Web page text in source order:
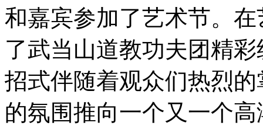
和嘉宾参加了艺术节。
了武当山道教功夫团精
招式伴随着观众们热烈
的氛围推向一个又一个